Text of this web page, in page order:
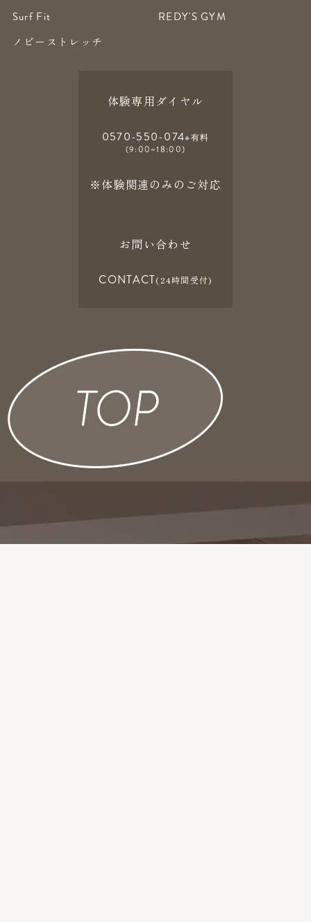
Surf Fit
REDY'S GYM
ノビーストレッチ
体験専用ダイヤル
0570-550-074※有料
(9:00~18:00)
※体験関連のみのご対応
お問い合わせ
CONTACT(24時間受付)